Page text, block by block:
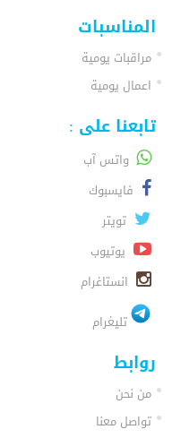
المناسبات
مراقبات يومية
اعمال يومية
تابعنا على :
واتس آب
فايسبوك
تويتر
يوتيوب
انستاغرام
تليغرام
روابط
من نحن
تواصل معنا